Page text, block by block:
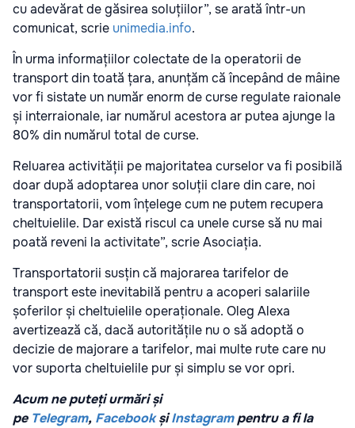
cu adevărat de găsirea soluțiilor”, se arată într-un
comunicat, scrie unimedia.info.
În urma informațiilor colectate de la operatorii de
transport din toată țara, anunțăm că începând de mâine
vor fi sistate un număr enorm de curse regulate raionale
și interraionale, iar numărul acestora ar putea ajunge la
80% din numărul total de curse.
Reluarea activității pe majoritatea curselor va fi posibilă
doar după adoptarea unor soluții clare din care, noi
transportatorii, vom înțelege cum ne putem recupera
cheltuielile. Dar există riscul ca unele curse să nu mai
poată reveni la activitate”, scrie Asociația.
Transportatorii susțin că majorarea tarifelor de
transport este inevitabilă pentru a acoperi salariile
șoferilor și cheltuielile operaționale. Oleg Alexa
avertizează că, dacă autoritățile nu o să adoptă o
decizie de majorare a tarifelor, mai multe rute care nu
vor suporta cheltuielile pur și simplu se vor opri.
Acum ne puteți urmări și
pe Telegram, Facebook șiInstagrampentru a fi la